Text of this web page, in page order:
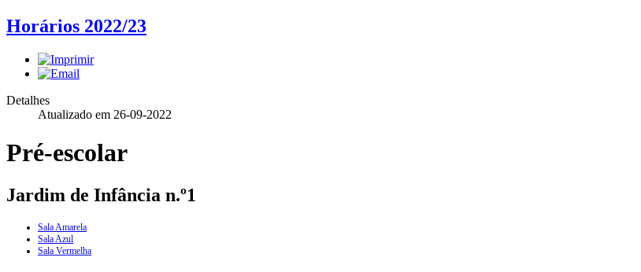
Horários 2022/23
Detalhes
Atualizado em 26-09-2022
Pré-escolar
Jardim de Infância n.º1
Sala Amarela
Sala Azul
Sala Vermelha